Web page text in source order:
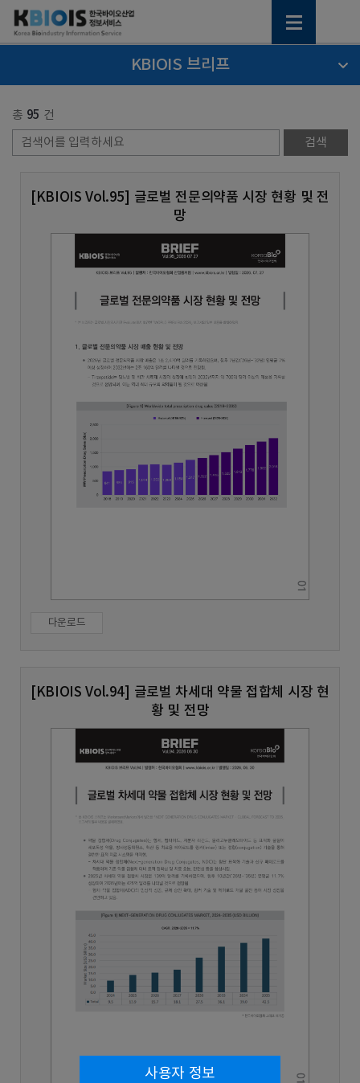
KBIOIS 브리프
총 95 건
[KBIOIS Vol.95] 글로벌 전문의약품 시장 현황 및 전
망
다운로드
[KBIOIS Vol.94] 글로벌 차세대 약물 접합체 시장 현
황 및 전망
사용자 정보